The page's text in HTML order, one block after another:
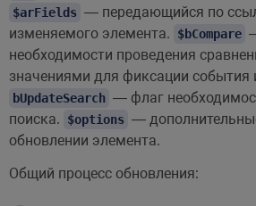
$entityObject = new
$entityId =
$entityFields,
$bUpdateSearch
$arOptions
/**
$arFields — передающийся по
изменяемого элемента.
$bCompare
необходимости проведения
значениями для фиксации события
bUpdateSearch — флаг
поиска.
$options —
обновлении элемента.
Общий процесс обновления: